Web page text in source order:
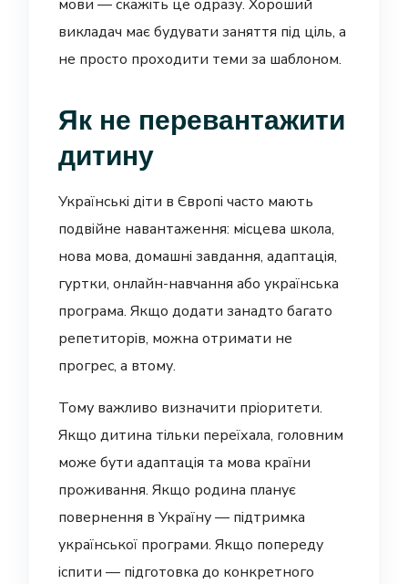
мови — скажіть це одразу. Хороший
викладач має будувати заняття під ціль, а
не просто проходити теми за шаблоном.
Як не перевантажити
дитину
Українські діти в Європі часто мають
подвійне навантаження: місцева школа,
нова мова, домашні завдання, адаптація,
гуртки, онлайн-навчання або українська
програма. Якщо додати занадто багато
репетиторів, можна отримати не
прогрес, а втому.
Тому важливо визначити пріоритети.
Якщо дитина тільки переїхала, головним
може бути адаптація та мова країни
проживання. Якщо родина планує
повернення в Україну — підтримка
української програми. Якщо попереду
іспити — підготовка до конкретного